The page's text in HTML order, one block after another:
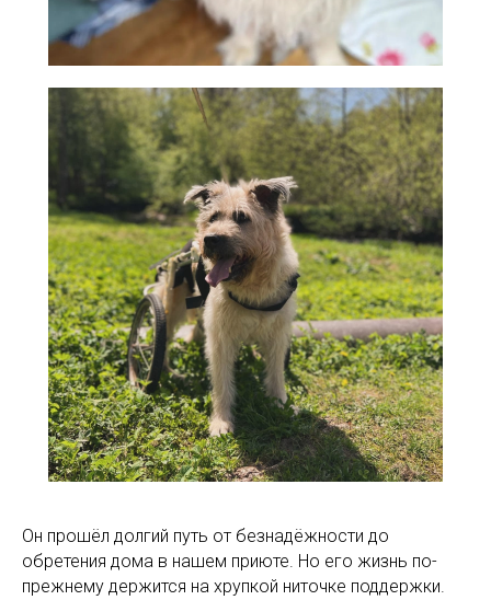
Он прошёл долгий путь от безнадёжности до
обретения дома в нашем приюте. Но его жизнь по-
прежнему держится на хрупкой ниточке поддержки.